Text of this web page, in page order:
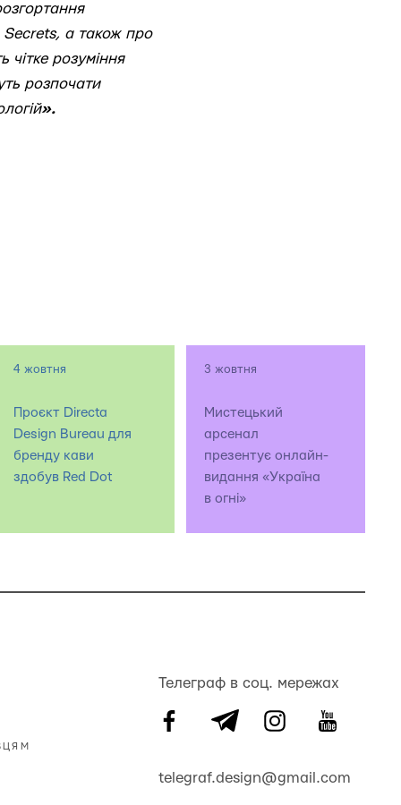
Secrets, а також про
розуміння
розпочати
».
4 жовтня
Проєкт Directa
Design Bureau для
бренду кави
здобув Red Dot
3 жовтня
Мистецький
арсенал
презентує онлайн-
видання «Україна
в огні»
Телеграф в соц. мережах
telegraf.design@gmail.com